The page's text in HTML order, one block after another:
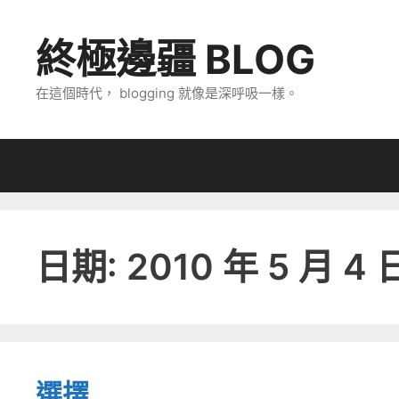
終極邊疆 BLOG
在這個時代， blogging 就像是深呼吸一樣。
日期: 2010 年 5 月 4